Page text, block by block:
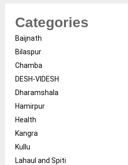
Categories
Baijnath
Bilaspur
Chamba
DESH-VIDESH
Dharamshala
Hamirpur
Health
Kangra
Kullu
Lahaul and Spiti